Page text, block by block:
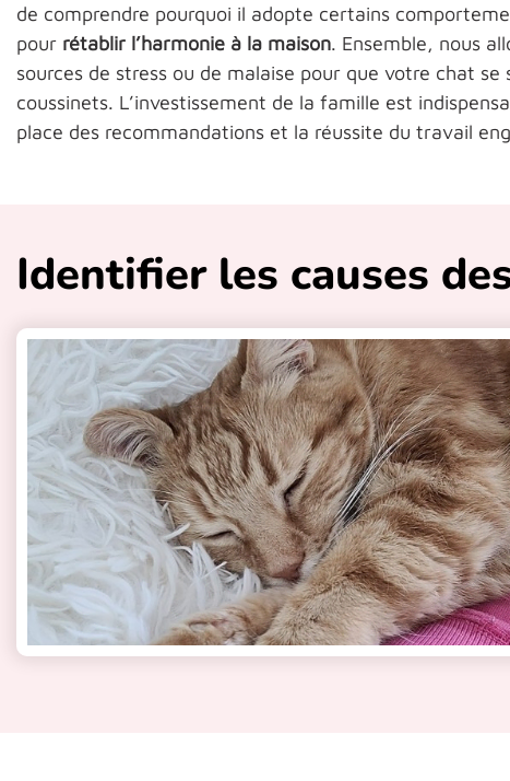
de comprendre pourquoi il adopte certains
pour rétablir l’harmonie à la maison. Ensemble, nous
sources de stress ou de malaise pour que votre chat se
coussinets. L’investissement de la famille est
place des recommandations et la réussite du travail
Identifier les causes